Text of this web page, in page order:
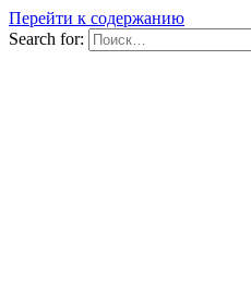
Перейти к содержанию
Search for: